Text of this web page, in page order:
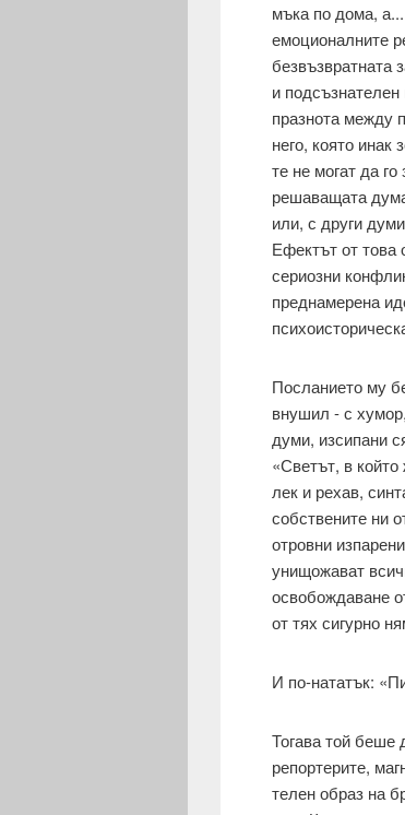
мъка по дома,
емоционалните
безвъзвратната
и
празнота между
него, която
те не могат да
решаващата
или, с други
Ефектът от това
сериозни
преднамерена
Посланието му
внушил - с
думи, изсипани
«Светът, в
лек и рехав,
соб­ствените ни
отровни
унищожават
освобождаване
от тях сигурно
И по-нататък:
Тогава той
репортерите,
телен образ на